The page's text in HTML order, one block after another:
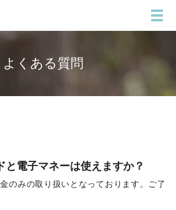
よくある質問
と電子マネーは使えますか？
のみの取り扱いとなっております。ご了